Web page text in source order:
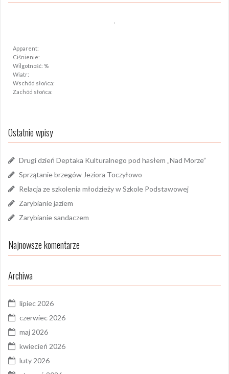
Apparent:
Ciśnienie:
Wilgotność: %
Wiatr:
Wschód słońca:
Zachód słońca:
Ostatnie wpisy
Drugi dzień Deptaka Kulturalnego pod hasłem „Nad Morze”
Sprzątanie brzegów Jeziora Toczyłowo
Relacja ze szkolenia młodzieży w Szkole Podstawowej
Zarybianie jaziem
Zarybianie sandaczem
Najnowsze komentarze
Archiwa
lipiec 2026
czerwiec 2026
maj 2026
kwiecień 2026
luty 2026